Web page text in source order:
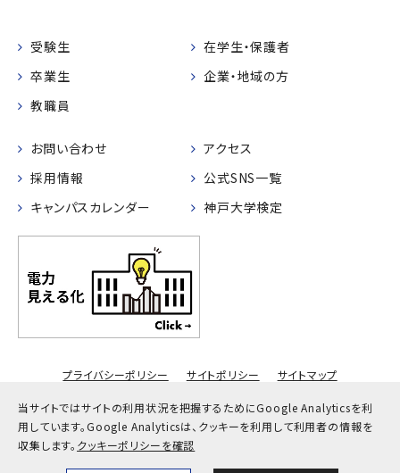
当サイトではサイトの利用状況を把握するためにGoogle Analyticsを利
用しています。Google Analyticsは、クッキーを利用して利用者の情報を
収集します。 クッキーポリシーを確認
受験生
在学生・保護者
卒業生
企業・地域の方
教職員
お問い合わせ
アクセス
採用情報
公式SNS一覧
キャンパスカレンダー
神戸大学検定
プライバシーポリシー サイトポリシー サイトマップ
© Kobe University